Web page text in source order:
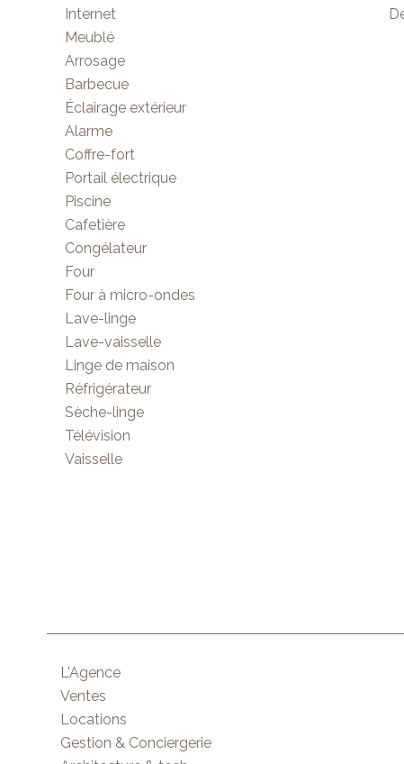
Internet
Meublé
Arrosage
Barbecue
Éclairage extérieur
Alarme
Coffre-fort
Portail électrique
Piscine
Cafetière
Congélateur
Four
Four à micro-ondes
Lave-linge
Lave-vaisselle
Linge de maison
Réfrigérateur
Sèche-linge
Télévision
Vaisselle
L'Agence
Ventes
Locations
Gestion & Conciergerie